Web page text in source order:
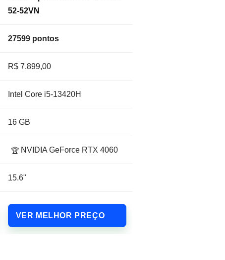
52-52VN
27599 pontos
R$ 7.899,00
Intel Core i5-13420H
16 GB
🏆NVIDIA GeForce RTX 4060
15.6"
VER MELHOR PREÇO